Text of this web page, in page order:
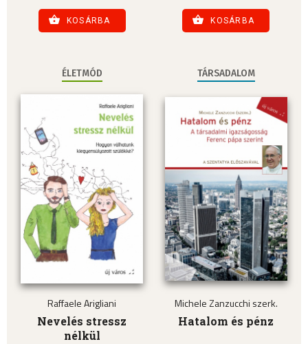
KOSÁRBA KOSÁRBA
ÉLETMÓD
Raffaele Arigliani
Nevelés stressz
nélkül
TÁRSADALOM
Michele Zanzucchi szerk.
Hatalom és pénz